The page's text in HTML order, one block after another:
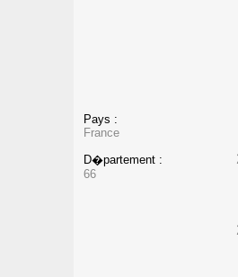
Pays :
France
D�partement :
66